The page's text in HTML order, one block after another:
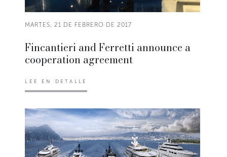
MARTES, 21 DE FEBRERO DE 2017
Fincantieri and Ferretti announce a
cooperation agreement
LEE EN DETALLE